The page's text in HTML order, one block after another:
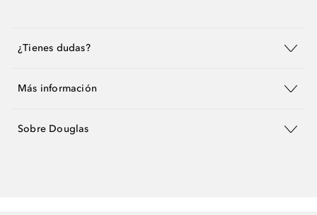
¿Tienes dudas?
Más información
Sobre Douglas